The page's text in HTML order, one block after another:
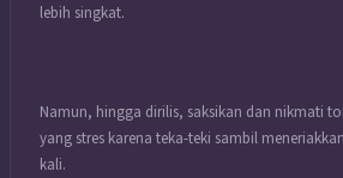
lebih singkat.
Namun, hingga dirilis, saksikan dan nikmati
yang stres karena teka-teki sambil
kali.